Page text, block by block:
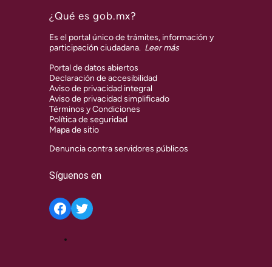
¿Qué es gob.mx?
Es el portal único de trámites, información y
participación ciudadana. Leer más
Portal de datos abiertos
Declaración de accesibilidad
Aviso de privacidad integral
Aviso de privacidad simplificado
Términos y Condiciones
Política de seguridad
Mapa de sitio
Denuncia contra servidores públicos
Síguenos en
Twitter